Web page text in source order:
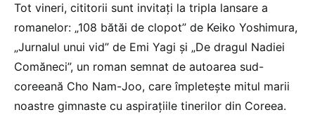
Tot vineri, cititorii sunt invitați la tripla lansare a
romanelor: „108 bătăi de clopot” de Keiko Yoshimura,
„Jurnalul unui vid” de Emi Yagi și „De dragul Nadiei
Comăneci”, un roman semnat de autoarea sud-
coreeană Cho Nam-Joo, care împletește mitul marii
noastre gimnaste cu aspirațiile tinerilor din Coreea.